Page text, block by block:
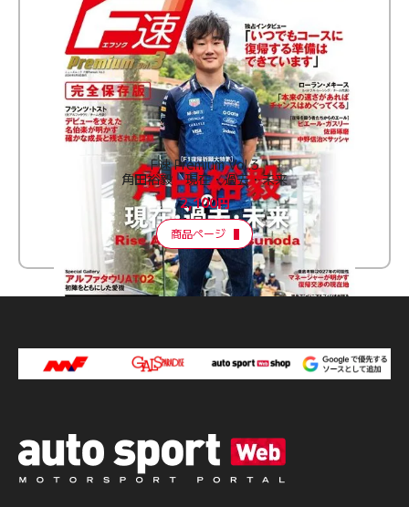
F速 Premium Vol.3
角田裕毅 現在・過去・未来
2,100円
商品ページ